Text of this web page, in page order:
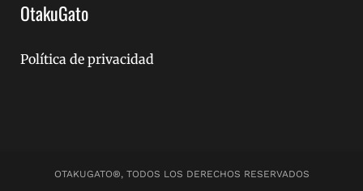
OtakuGato
Política de privacidad
OTAKUGATO®, TODOS LOS DERECHOS RESERVADOS